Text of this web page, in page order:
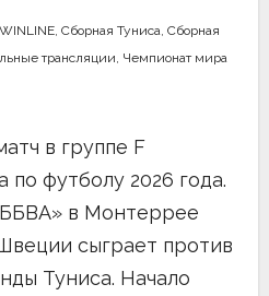
WINLINE, Сборная Туниса, Сборная
трансляции, Чемпионат мира
в группе F
футболу 2026 года.
в Монтеррее
сыграет против
Туниса. Начало